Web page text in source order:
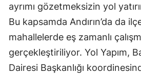
ayrımı gözetmeksizin yol
Bu kapsamda Andırın’da da
mahallelerde eş zamanlı
gerçekleştiriliyor. Yol Yapım,
Dairesi Başkanlığı